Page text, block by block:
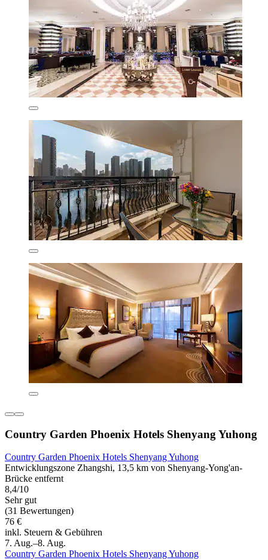
Country Garden Phoenix Hotels Shenyang Yuhong
Country Garden Phoenix Hotels Shenyang Yuhong
Entwicklungszone Zhangshi, 13,5 km von Shenyang-Yong'an-
Brücke entfernt
8,4/10
Sehr gut
(31 Bewertungen)
76 €
inkl. Steuern & Gebühren
7. Aug.–8. Aug.
Country Garden Phoenix Hotels Shenyang Yuhong